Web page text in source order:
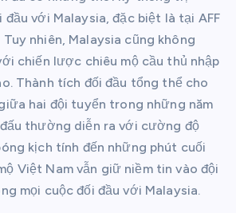
với Malaysia, đặc biệt là tại AFF
Tuy nhiên, Malaysia cũng không
chiến lược chiêu mộ cầu thủ nhập
Thành tích đối đầu tổng thể cho
hai đội tuyển trong những năm
thường diễn ra với cường độ
kịch tính đến những phút cuối
Việt Nam vẫn giữ niềm tin vào đội
mọi cuộc đối đầu với Malaysia.